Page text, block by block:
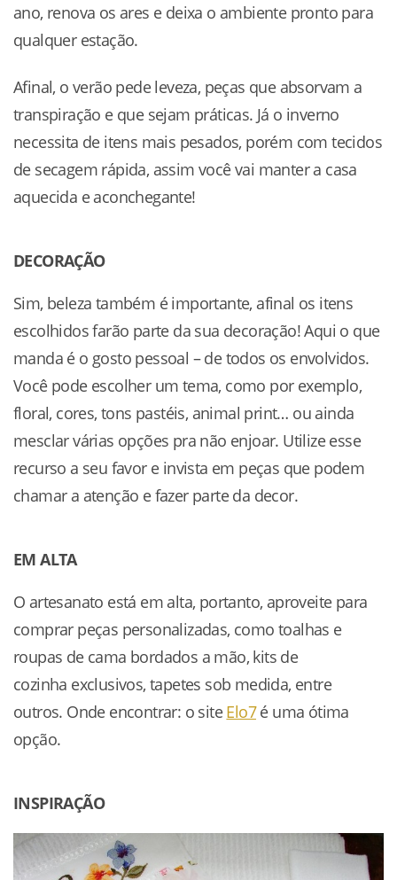
ano, renova os ares e deixa o ambiente pronto para
qualquer estação.
Afinal, o verão pede leveza, peças que absorvam a
transpiração e que sejam práticas. Já o inverno
necessita de itens mais pesados, porém com tecidos
de secagem rápida, assim você vai manter a casa
aquecida e aconchegante!
DECORAÇÃO
Sim, beleza também é importante, afinal os itens
escolhidos farão parte da sua decoração! Aqui o que
manda é o gosto pessoal – de todos os envolvidos.
Você pode escolher um tema, como por exemplo,
floral, cores, tons pastéis, animal print… ou ainda
mesclar várias opções pra não enjoar. Utilize esse
recurso a seu favor e invista em peças que podem
chamar a atenção e fazer parte da decor.
EM ALTA
O artesanato está em alta, portanto, aproveite para
comprar peças personalizadas, como toalhas e
roupas de cama bordados a mão, kits de
cozinha exclusivos, tapetes sob medida, entre
outros. Onde encontrar: o siteElo7é uma ótima
opção.
INSPIRAÇÃO